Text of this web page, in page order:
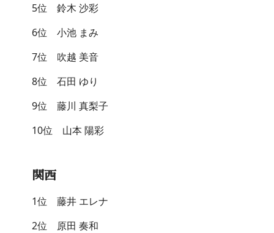
5位 鈴木 沙彩
6位 小池 まみ
7位 吹越 美音
8位 石田 ゆり
9位 藤川 真梨子
10位 山本 陽彩
関西
1位 藤井 エレナ
2位 原田 奏和